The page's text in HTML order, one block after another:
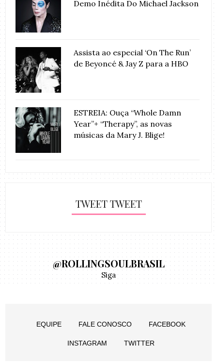
Demo Inédita Do Michael Jackson
Assista ao especial ‘On The Run’
de Beyoncé & Jay Z para a HBO
ESTREIA: Ouça “Whole Damn
Year”+ “Therapy”, as novas
músicas da Mary J. Blige!
TWEET TWEET
@ROLLINGSOULBRASIL
Siga
EQUIPE FALE CONOSCO FACEBOOK
INSTAGRAM TWITTER